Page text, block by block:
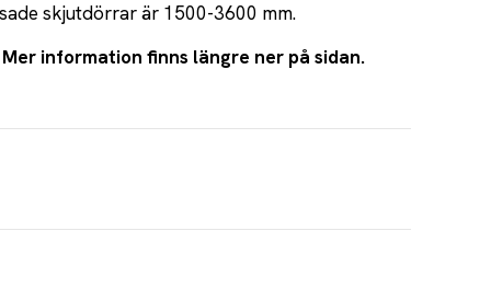
skjutdörrar är 1500-3600 mm.
information finns längre ner på sidan.